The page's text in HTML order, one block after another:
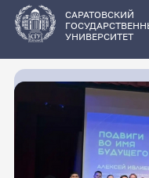
основному
содержанию
САРАТОВСКИЙ
УНИВЕРСИТЕТ